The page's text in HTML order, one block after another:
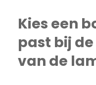
Kies een
past bij
van de